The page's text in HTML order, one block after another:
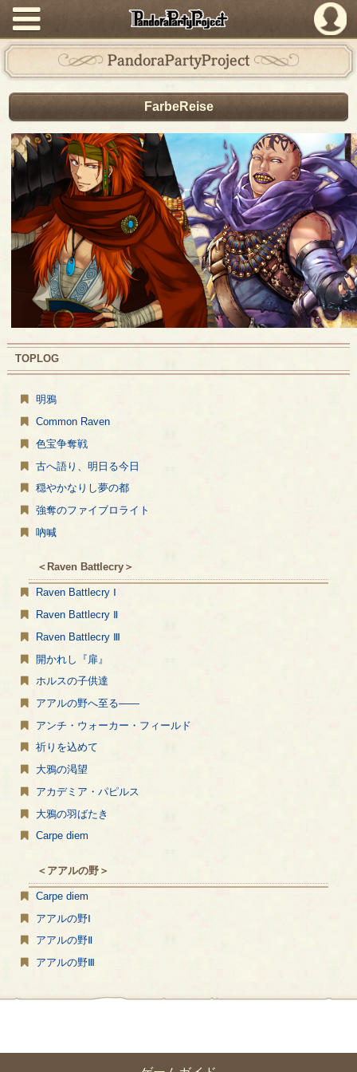
PandoraPartyProject
PandoraPartyProject
FarbeReise
TOPLOG
明鴉
Common Raven
色宝争奪戦
古へ語り、明日る今日
穏やかなりし夢の都
強奪のファイブロライト
吶喊
＜Raven Battlecry＞
Raven Battlecry Ⅰ
Raven Battlecry Ⅱ
Raven Battlecry Ⅲ
開かれし『扉』
ホルスの子供達
アアルの野へ至る――
アンチ・ウォーカー・フィールド
祈りを込めて
大鴉の渇望
アカデミア・パピルス
大鴉の羽ばたき
Carpe diem
＜アアルの野＞
Carpe diem
アアルの野Ⅰ
アアルの野Ⅱ
アアルの野Ⅲ